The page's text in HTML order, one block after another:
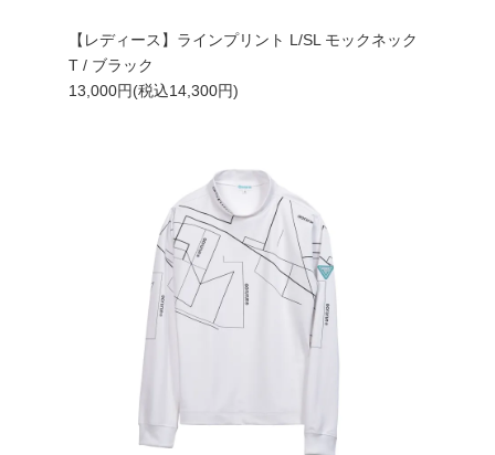
【レディース】ラインプリント L/SL モックネック
T / ブラック
13,000円(税込14,300円)